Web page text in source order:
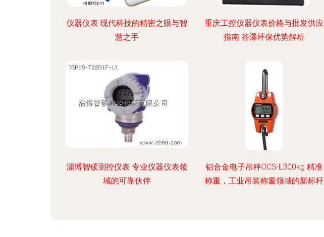
仪器仪表 现代科技的精密之眼与智
慧之手
重庆工控仪器仪表价格与批发供应
指南 谷瀑环保优势解析
淄博智硕测控仪表 专业仪器仪表领
域的可靠伙伴
铝合金电子吊秤OCS-L300kg 精准
称重，工业吊装称重领域的新标杆